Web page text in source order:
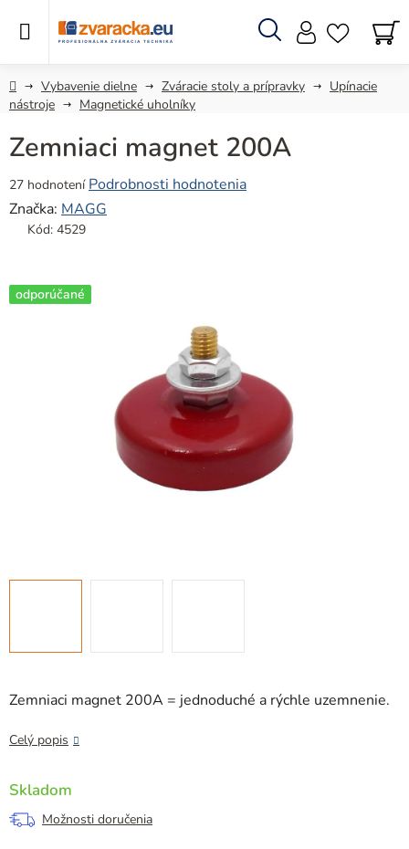
Hľadať
DomovVybavenie dielne Zváracie stoly a prípravky
Upínacie
nástroje
Magnetické uholníky
Zemniaci magnet 200A = jednoduché a rýchle uzemnenie.
Celý popis
Skladom
Možnosti doručenia
Zemniaci magnet 200A
Priemerné
hodnotenie
produktu
z
5
27 hodnotení Podrobnosti hodnotenia
Značka: MAGG
Kód: 4529
odporúčané